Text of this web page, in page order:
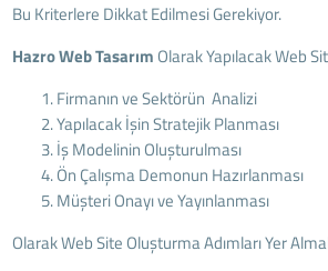
Bu Kriterlere Dikkat Edilmesi Gerekiyor.
Hazro Web Tasarım Olarak Yapılacak Web
Firmanın ve Sektörün Analizi
Yapılacak İşin Stratejik Planması
İş Modelinin Oluşturulması
Ön Çalışma Demonun Hazırlanması
Müşteri Onayı ve Yayınlanması
Olarak Web Site Oluşturma Adımları Yer